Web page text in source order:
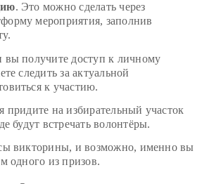
. Это можно сделать через
мероприятия, заполнив
вы получите доступ к личному
следить за актуальной
к участию.
придите на избирательный участок
будут встречать волонтёры.
викторины, и возможно, именно вы
одного из призов.